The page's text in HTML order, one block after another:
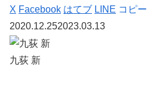
X Facebook はてブ LINE コピー
2020.12.252023.03.13
九荻 新